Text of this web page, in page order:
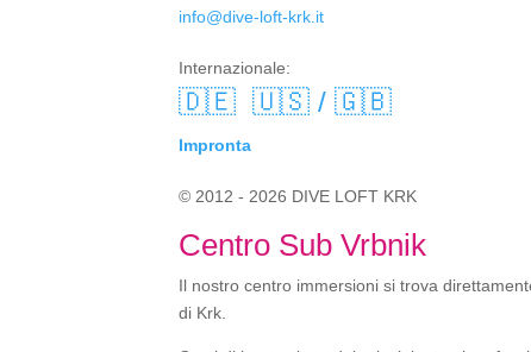
info@dive-loft-krk.it
Internazionale:
🇩🇪 🇺🇸 / 🇬🇧
Impronta
© 2012 - 2026 DIVE LOFT KRK
Centro Sub Vrbnik
Il nostro centro immersioni si trova
di Krk.